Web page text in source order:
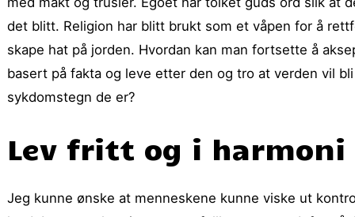
det blitt. Religion har blitt brukt som et våpen for å
skape hat på jorden. Hvordan kan man fortsette å
basert på fakta og leve etter den og tro at verden vil
sykdomstegn de er?
Lev fritt og i harmoni
Jeg kunne ønske at menneskene kunne viske ut